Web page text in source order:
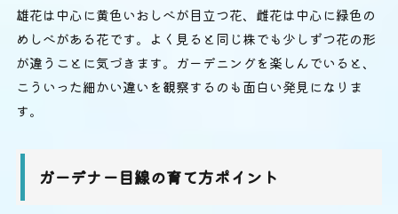
雄花は中心に黄色いおしべが目立つ花、雌花は中心に緑色の
めしべがある花です。よく見ると同じ株でも少しずつ花の形
が違うことに気づきます。ガーデニングを楽しんでいると、
こういった細かい違いを観察するのも面白い発見になりま
す。
ガーデナー目線の育て方ポイント